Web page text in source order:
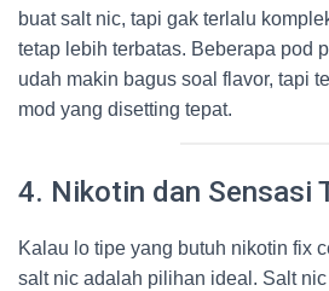
buat salt nic, tapi gak terlalu
tetap lebih terbatas. Beberapa pod
udah makin bagus soal flavor, tapi
mod yang disetting tepat.
4. Nikotin dan Sensasi
Kalau lo tipe yang butuh nikotin fix
salt nic adalah pilihan ideal. Salt